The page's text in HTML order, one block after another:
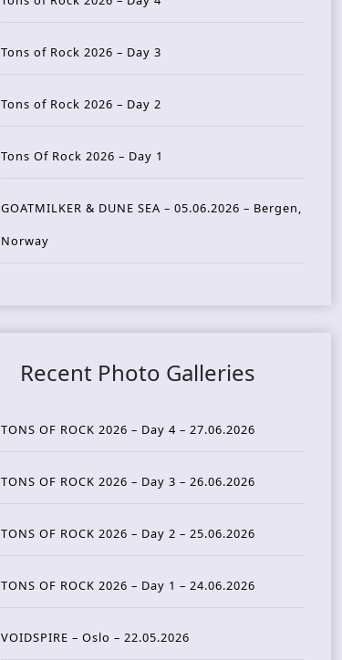
Tons of Rock 2026 – Day 3
Tons of Rock 2026 – Day 2
Tons Of Rock 2026 – Day 1
GOATMILKER & DUNE SEA – 05.06.2026 – Bergen,
Norway
Recent Photo Galleries
TONS OF ROCK 2026 – Day 4 – 27.06.2026
TONS OF ROCK 2026 – Day 3 – 26.06.2026
TONS OF ROCK 2026 – Day 2 – 25.06.2026
TONS OF ROCK 2026 – Day 1 – 24.06.2026
VOIDSPIRE – Oslo – 22.05.2026